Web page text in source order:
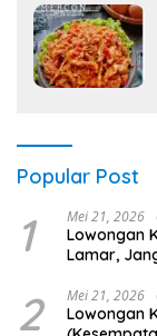
Popular Post
1 Mei 21, 2026
Lowongan
Lamar,
2 Mei 21, 2026
Lowongan